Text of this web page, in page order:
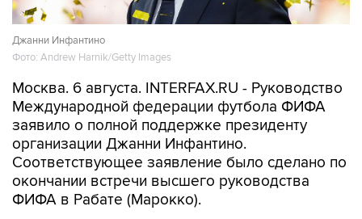
Джанни Инфантино
Фото: Andrew Harnik/Getty Images
Москва. 6 августа. INTERFAX.RU - Руководство
Международной федерации футбола ФИФА
заявило о полной поддержке президенту
организации Джанни Инфантино.
Соответствующее заявление было сделано по
окончании встречи высшего руководства
ФИФА в Рабате (Марокко).